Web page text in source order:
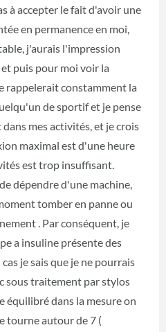
à accepter le fait d'avoir une
en permanence en moi,
j'aurais l'impression
puis pour moi voir la
rappelerait constamment la
de sportif et je pense
mes activités, et je crois
maximal est d'une heure
est trop insuffisant.
dépendre d'une machine,
tomber en panne ou
. Par conséquent, je
a insuline présente des
je sais que je ne pourrais
sous traitement par stylos
équilibré dans la mesure on
tourne autour de 7 (